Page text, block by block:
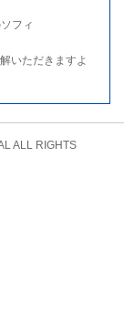
フィ
いただきますよ